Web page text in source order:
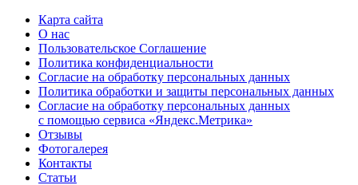
Карта сайта
О нас
Пользовательское Соглашение
Политика конфиденциальности
Согласие на обработку персональных данных
Политика обработки и защиты персональных данных
Согласие на обработку персональных данных
с помощью сервиса «Яндекс.Метрика»
Отзывы
Фотогалерея
Контакты
Статьи